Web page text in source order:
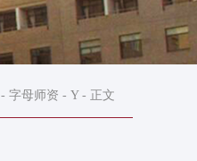
- 字母师资 - Y- 正文